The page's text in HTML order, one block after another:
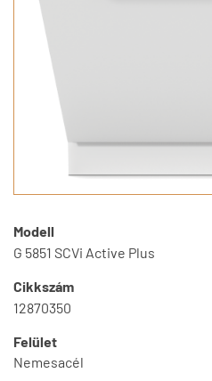
Modell
G 5851 SCVi Active Plus
Cikkszám
12870350
Felület
Nemesacél